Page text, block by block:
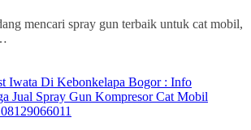
mencari spray gun terbaik untuk cat mobil,
Iwata Di Kebonkelapa Bogor : Info
Jual Spray Gun Kompresor Cat Mobil